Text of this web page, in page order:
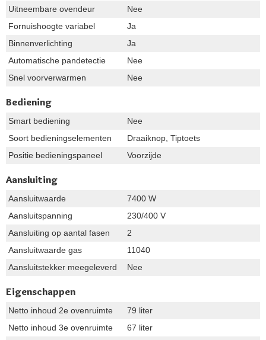
Uitneembare ovendeur
Nee
Fornuishoogte variabel
Ja
Binnenverlichting
Ja
Automatische pandetectie
Nee
Snel voorverwarmen
Nee
Bediening
Smart bediening
Nee
Soort bedieningselementen
Draaiknop, Tiptoets
Positie bedieningspaneel
Voorzijde
Aansluiting
Aansluitwaarde
7400 W
Aansluitspanning
230/400 V
Aansluiting op aantal fasen
2
Aansluitwaarde gas
11040
Aansluitstekker meegeleverd
Nee
Eigenschappen
Netto inhoud 2e ovenruimte
79 liter
Netto inhoud 3e ovenruimte
67 liter